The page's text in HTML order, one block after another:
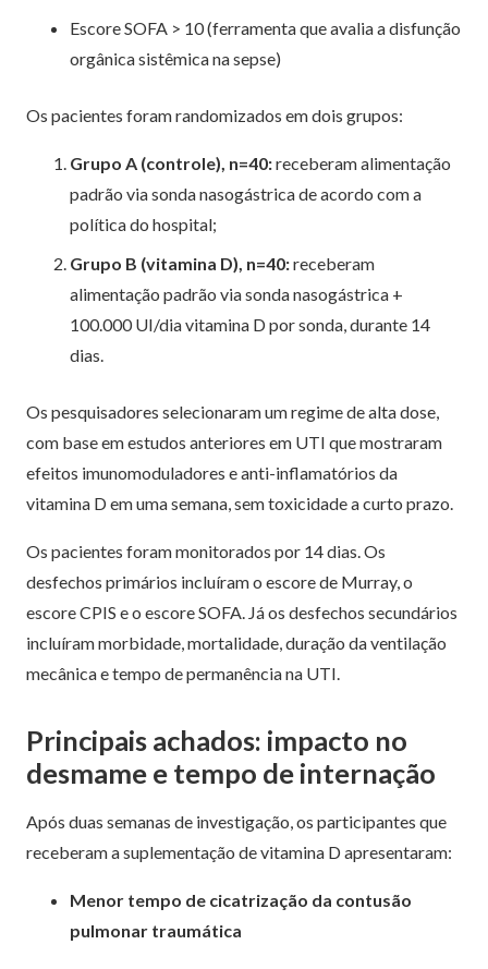
Escore SOFA > 10 (ferramenta que avalia a disfunção
orgânica sistêmica na sepse)
Os pacientes foram randomizados em dois grupos:
Grupo A (controle), n=40:receberam alimentação
padrão via sonda nasogástrica de acordo com a
política do hospital;
Grupo B (vitamina D), n=40:receberam
alimentação padrão via sonda nasogástrica +
100.000 UI/dia vitamina D por sonda, durante 14
dias.
Os pesquisadores selecionaram um regime de alta dose,
com base em estudos anteriores em UTI que mostraram
efeitos imunomoduladores e anti-inflamatórios da
vitamina D em uma semana, sem toxicidade a curto prazo.
Os pacientes foram monitorados por 14 dias. Os
desfechos primários incluíram o escore de Murray, o
escore CPIS e o escore SOFA. Já os desfechos secundários
incluíram morbidade, mortalidade, duração da ventilação
mecânica e tempo de permanência na UTI.
Principais achados: impacto no
desmame e tempo de internação
Após duas semanas de investigação, os participantes que
receberam a suplementação de vitamina D apresentaram:
Menor tempo de cicatrização da contusão
pulmonar traumática